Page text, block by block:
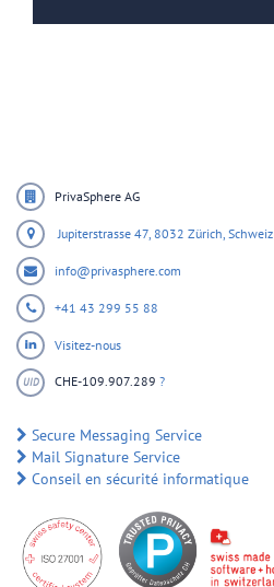
PrivaSphere AG
Jupiterstrasse 47, 8032 Zürich, Schweiz
info@privasphere.com
+41 43 299 55 88
Visitez-nous
UID CHE-109.907.289 ?
Secure Messaging Service
Mail Signature Service
Conseil en sécurité informatique